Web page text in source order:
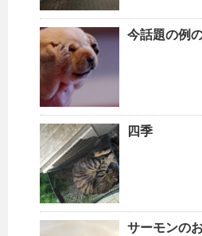
今話題の例
四季
サーモンの